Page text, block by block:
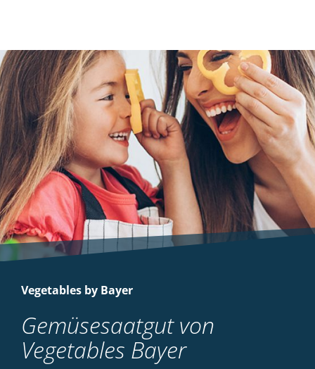
Vegetables by Bayer
Gemüsesaatgut von
Vegetables Bayer